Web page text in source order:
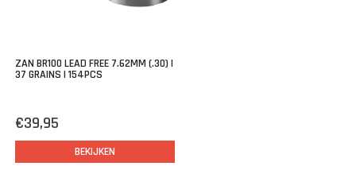
ZAN BR100 LEAD FREE 7.62MM (.30) |
37 GRAINS | 154PCS
€39,95
BEKIJKEN